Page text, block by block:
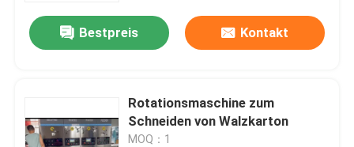
Bestpreis Kontakt
Rotationsmaschine zum
Schneiden von Walzkarton
MOQ：1